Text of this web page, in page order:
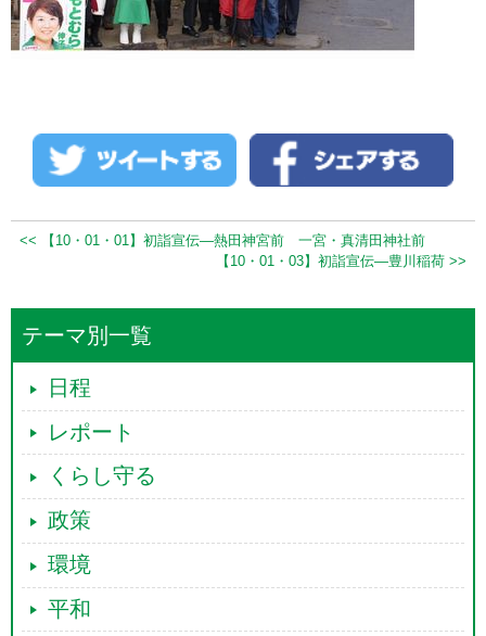
<< 【10・01・01】初詣宣伝―熱田神宮前 一宮・真清田神社前
【10・01・03】初詣宣伝―豊川稲荷 >>
テーマ別一覧
日程
レポート
くらし守る
政策
環境
平和